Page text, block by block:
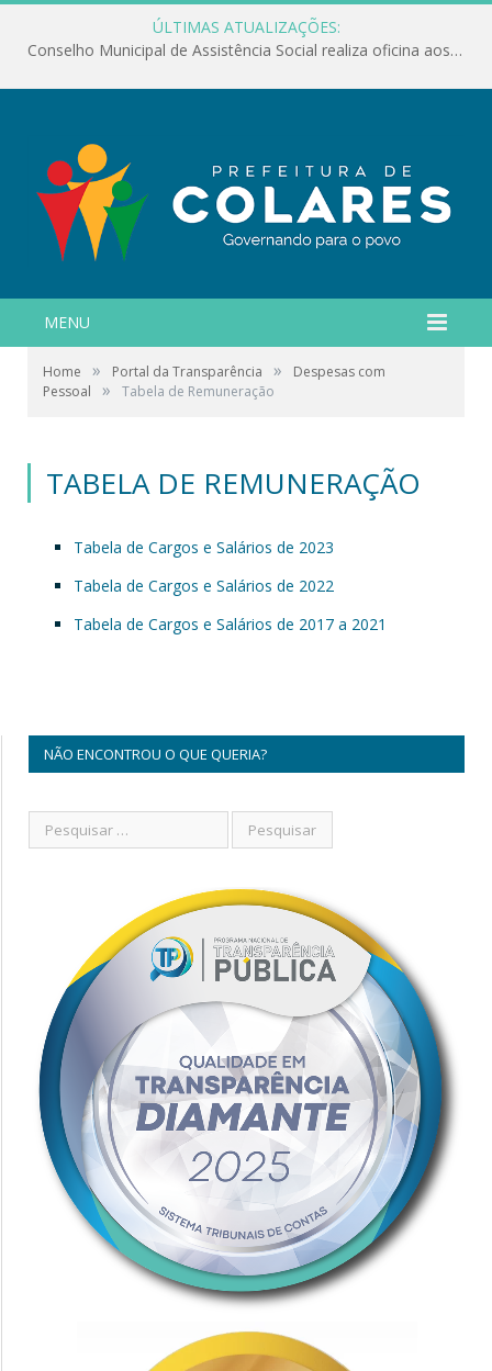
ÚLTIMAS ATUALIZAÇÕES:
Conselho Municipal de Assistência Social realiza oficina aos servidores
MENU
Home » Portal da Transparência »
Despesas com
Pessoal
» Tabela de Remuneração
TABELA DE REMUNERAÇÃO
Tabela de Cargos e Salários de 2023
Tabela de Cargos e Salários de 2022
Tabela de Cargos e Salários de 2017 a 2021
NÃO ENCONTROU O QUE QUERIA?